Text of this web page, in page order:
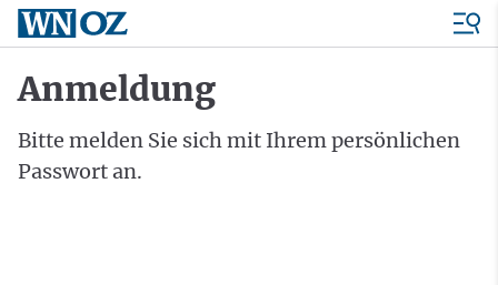
Anmeldung
Bitte melden Sie sich mit Ihrem persönlichen
Passwort an.